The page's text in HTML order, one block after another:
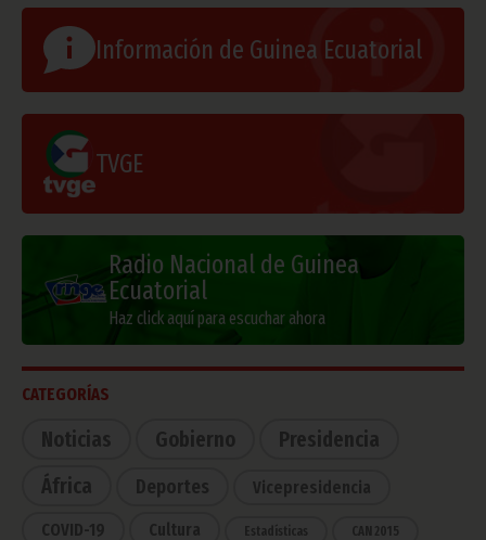
Información de Guinea Ecuatorial
TVGE
Radio Nacional de Guinea
Ecuatorial
Haz click aquí para escuchar ahora
CATEGORÍAS
Noticias Gobierno
Presidencia
África
Deportes Vicepresidencia
COVID-19 Cultura Estadísticas CAN 2015